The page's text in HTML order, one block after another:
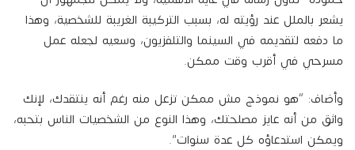
يشعر بالملل عند رؤيته له، بسبب التركيبة الغريبة للشخصية، وهذا
ما دفعه لتقديمه في السينما والتلفزيون، وسعيه لجعله عمل
مسرحي في أقرب وقت ممكن.
وأضاف: “هو نموذج مش ممكن تزعل منه رغم أنه ينتقدك، لإنك
واثق من أنه عايز مصلحتك، وهذا النوع من الشخصيات الناس بتحبه،
ويمكن استدعاؤه كل عدة سنوات”.